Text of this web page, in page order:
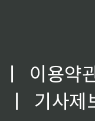
ㅣ
이용약
ㅣ
기사제